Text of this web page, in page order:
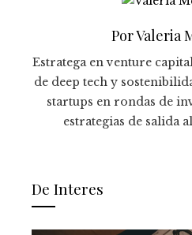
Por Valeria
Estratega en venture
de deep tech y
startups en rondas de
estrategias de salida
De Interes